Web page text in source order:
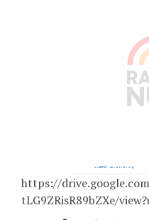
https://
tLG9ZRisR89bZXe/